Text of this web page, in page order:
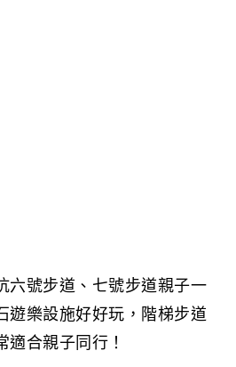
六號步道、七號步道親子一
遊樂設施好好玩，階梯步道
適合親子同行！